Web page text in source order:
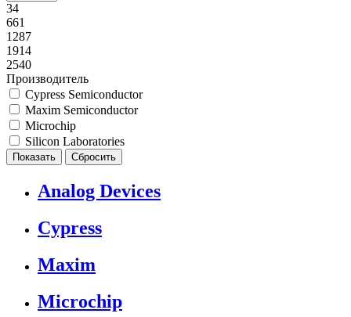
34
661
1287
1914
2540
Производитель
Cypress Semiconductor
Maxim Semiconductor
Microchip
Silicon Laboratories
Analog Devices
Cypress
Maxim
Microchip